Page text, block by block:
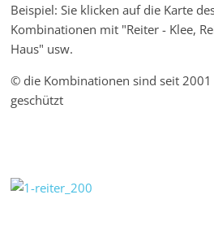
Beispiel: Sie klicken auf die Karte
Kombinationen mit "Reiter - Klee,
Haus" usw.
© die Kombinationen sind seit
geschützt